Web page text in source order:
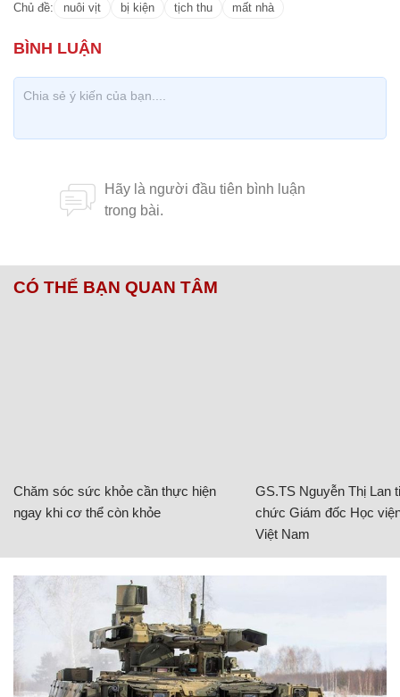
Chủ đề: nuôi vịt bị kiện tịch thu mất nhà
CÓ THỂ BẠN QUAN TÂM
Chăm sóc sức khỏe cần thực hiện
ngay khi cơ thể còn khỏe
GS.TS Nguyễn Thị Lan
chức Giám đốc Học
Việt Nam